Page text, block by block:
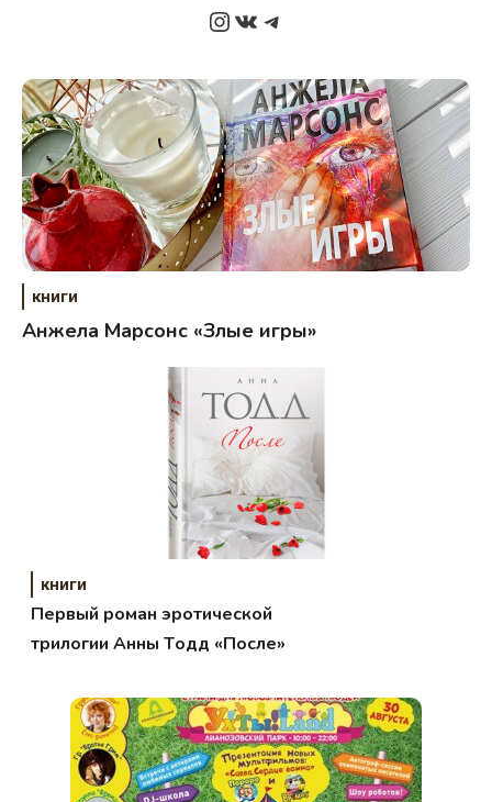
Instagram
ВКонтакте
Telegram
книги
Анжела Марсонс «Злые игры»
книги
Первый роман эротической
трилогии Анны Tодд «После»